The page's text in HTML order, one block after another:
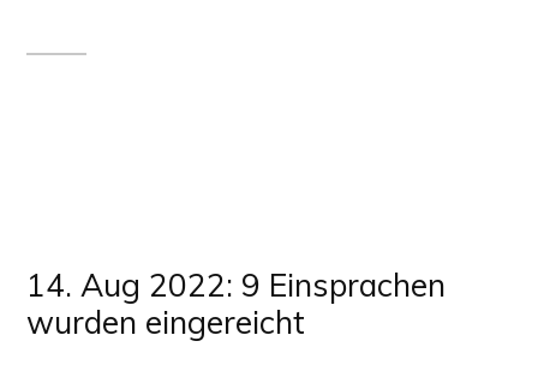
14. Aug 2022: 9 Einsprachen
wurden eingereicht